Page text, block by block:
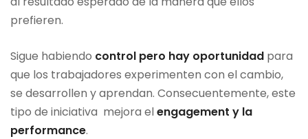
prefieren.
Sigue habiendo control pero hay oportunidad para
que los trabajadores experimenten con el cambio,
se desarrollen y aprendan. Consecuentemente, este
tipo de iniciativa mejora elengagement y la
performance.